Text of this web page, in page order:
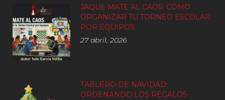
JAQUE MATE AL CAOS: CÓMO
ORGANIZAR TU TORNEO ESCOLAR
POR EQUIPOS
27 abril, 2026
TABLERO DE NAVIDAD:
ORDENANDO LOS REGALOS